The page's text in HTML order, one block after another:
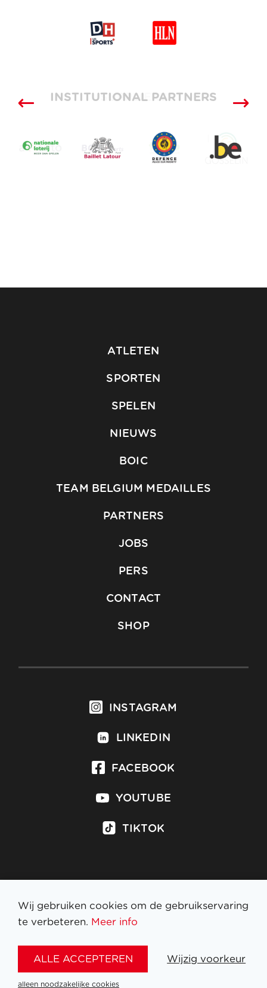
SUPPLIERS
INSTITUTIONAL PARTNERS
ATLETEN
SPORTEN
SPELEN
NIEUWS
BOIC
TEAM BELGIUM MEDAILLES
PARTNERS
JOBS
PERS
CONTACT
SHOP
INSTAGRAM
LINKEDIN
FACEBOOK
YOUTUBE
TIKTOK
Inschrijven op nieuwsbrief
Wij gebruiken cookies om de gebruikservaring
te verbeteren. Meer info
ALLE ACCEPTEREN Wijzig voorkeur
alleen noodzakelijke cookies